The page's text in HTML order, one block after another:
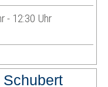
- 12:30 Uhr